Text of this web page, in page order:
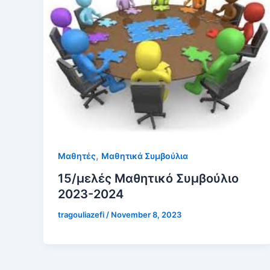
Μαθητές, Μαθητικά Συμβούλια
15/μελές Μαθητικό Συμβούλιο
2023-2024
tragouliazefi/ November 8, 2023